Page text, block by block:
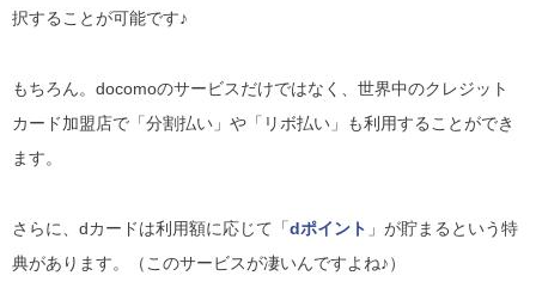
択することが可能です♪
もちろん。docomoのサービスだけではなく、世界中のクレジット
カード加盟店で「分割払い」や「リボ払い」も利用することができ
ます。
さらに、dカードは利用額に応じて「dポイント 」が貯まるという特
典があります。（このサービスが凄いんですよね♪）